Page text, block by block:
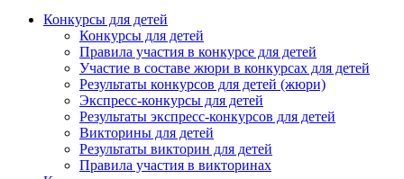
Конкурсы для детей
Конкурсы для детей
Правила участия в конкурсе для детей
Участие в составе жюри в конкурсах для детей
Результаты конкурсов для детей (жюри)
Экспресс-конкурсы для детей
Результаты экспресс-конкурсов для детей
Викторины для детей
Результаты викторин для детей
Правила участия в викторинах